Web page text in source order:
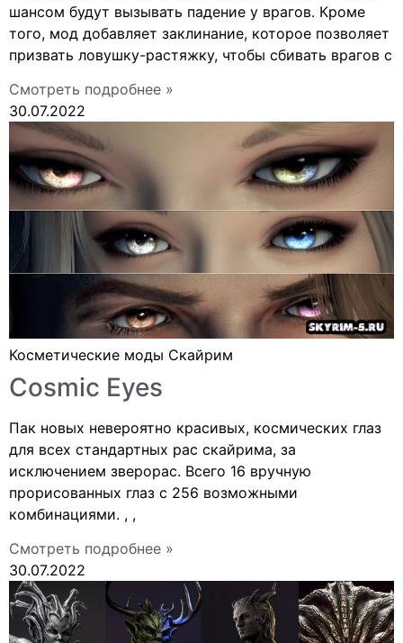
шансом будут вызывать падение у врагов. Кроме
того, мод добавляет заклинание, которое позволяет
призвать ловушку-растяжку, чтобы сбивать врагов с
Смотреть подробнее »
30.07.2022
Косметические моды Скайрим
Cosmic Eyes
Пак новых невероятно красивых, космических глаз
для всех стандартных рас скайрима, за
исключением зверорас. Всего 16 вручную
прорисованных глаз с 256 возможными
комбинациями. , ,
Смотреть подробнее »
30.07.2022